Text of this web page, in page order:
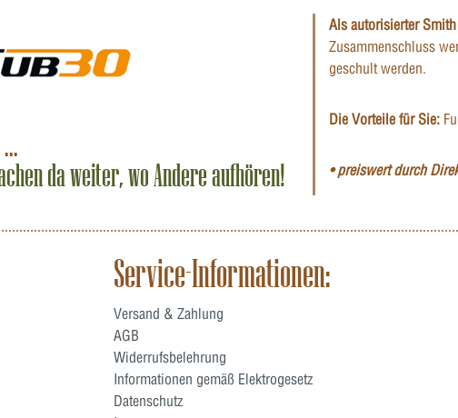
da weiter, wo Andere aufhören!
Als autorisierter
Zusammenschluss
geschult werden.
Die Vorteile für Sie:
• preiswert durch
Service-Informationen:
Versand & Zahlung
AGB
Widerrufsbelehrung
Informationen gemäß Elektrogesetz
Datenschutz